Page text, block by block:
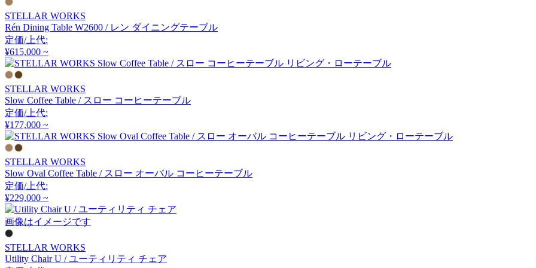
アルナイ
Astep
AZUMAYA
B-LINE
ビーライン
B.C. SAN MICHELE
STELLAR WORKS
Rén Dining Table W2600 / レン ダイニングテーブル
定価/上代:
¥615,000 ~
STELLAR WORKS
Slow Coffee Table / スロー コーヒーテーブル
定価/上代:
¥177,000 ~
STELLAR WORKS
Slow Oval Coffee Table / スロー オーバル コーヒーテーブル
定価/上代:
¥229,000 ~
画像はイメージです
STELLAR WORKS
Utility Chair U / ユーティリティ チェア